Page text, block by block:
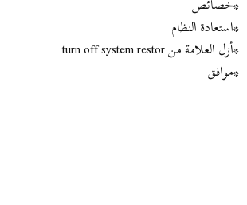
*استعادة النظام
*أزل العلامة من turn off system restor
*موافق